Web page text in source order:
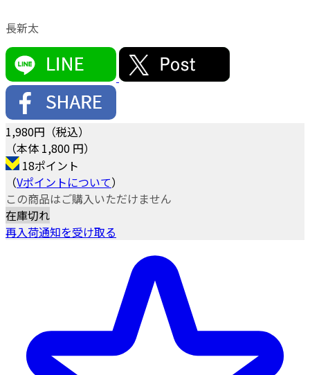
長新太
1,980円（税込）
（本体 1,800 円）
18ポイント
（Vポイントについて）
この商品はご購入いただけません
在庫切れ
再入荷通知を受け取る